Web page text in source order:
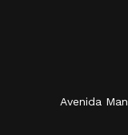
Avenida